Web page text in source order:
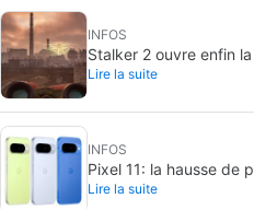
INFOS
Stalker 2 ouvre enfin
Hope arrive le 20 août
Lire la suite
INFOS
Pixel 11: la hausse de
être le meilleur achat
Lire la suite